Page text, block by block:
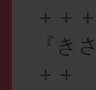
＋＋
『き
＋＋